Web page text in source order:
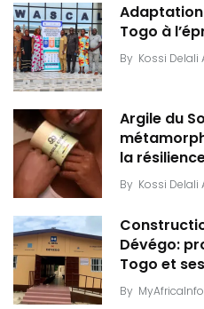
Adaptation
Togo à
By Kossi Delali
Argile du
la
By Kossi Delali
Dévégo:
Togo et
By